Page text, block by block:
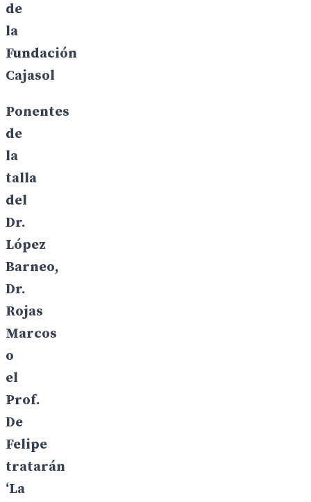
de
la
Fundación
Cajasol
Ponentes
de
la
talla
del
Dr.
López
Barneo,
Dr.
Rojas
Marcos
o
el
Prof.
De
Felipe
tratarán
‘La